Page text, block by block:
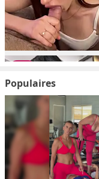
Populaires